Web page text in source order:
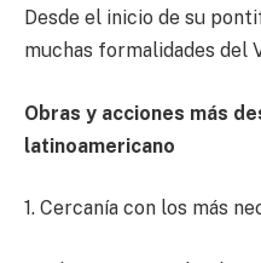
Desde el inicio de su
muchas formalidades del
Obras y acciones más
latinoamericano
1. Cercanía con los más